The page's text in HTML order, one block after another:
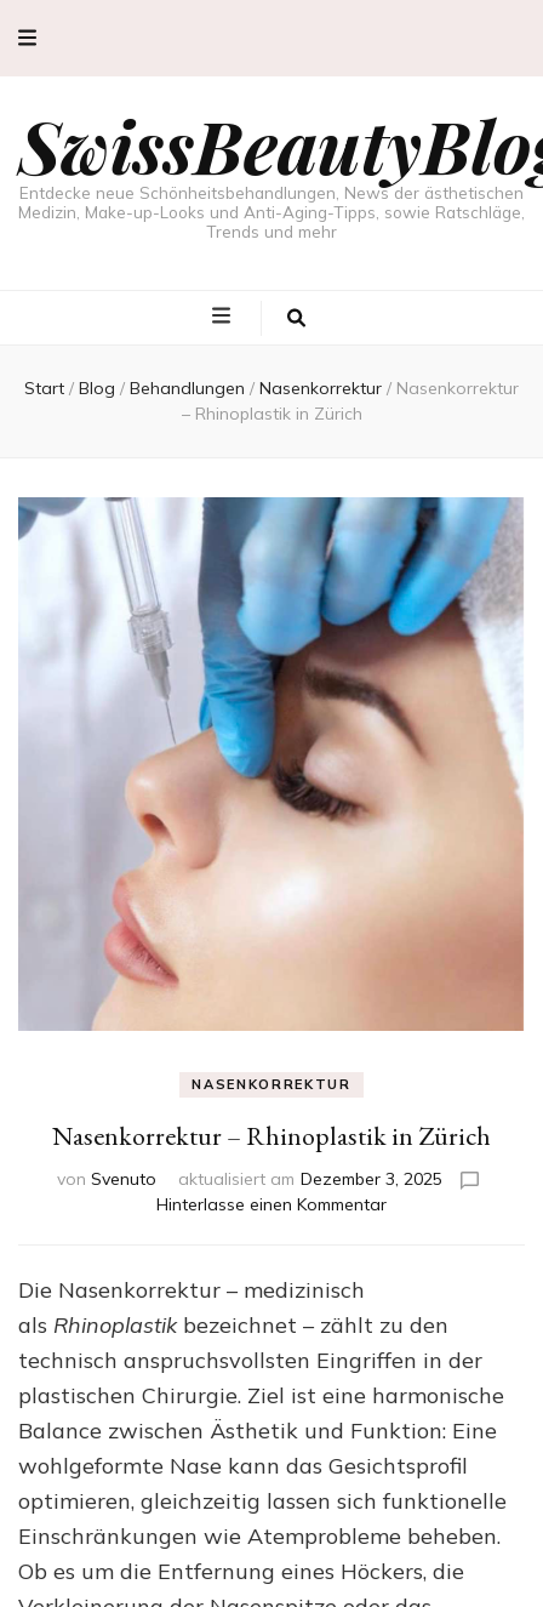
Entdecke neue Schönheitsbehandlungen, News der ästhetischen
Medizin, Make-up-Looks und Anti-Aging-Tipps, sowie Ratschläge,
Trends und mehr
Start / Blog / Behandlungen / Nasenkorrektur / Nasenkorrektur
– Rhinoplastik in Zürich
NASENKORREKTUR
Nasenkorrektur – Rhinoplastik in Zürich
von Svenuto aktualisiert am Dezember 3, 2025
Hinterlasse einen Kommentarzu
Zürich
Die Nasenkorrektur – medizinisch
als Rhinoplastikbezeichnet – zählt zu den
technisch anspruchsvollsten Eingriffen in der
plastischen Chirurgie. Ziel ist eine harmonische
Balance zwischen Ästhetik und Funktion: Eine
wohlgeformte Nase kann das Gesichtsprofil
optimieren, gleichzeitig lassen sich funktionelle
Einschränkungen wie Atemprobleme beheben.
Ob es um die Entfernung eines Höckers, die